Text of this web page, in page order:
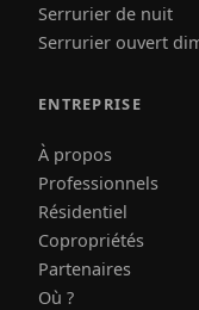
Serrurier de nuit
Serrurier ouvert
ENTREPRISE
À propos
Professionnels
Résidentiel
Copropriétés
Partenaires
Où ?